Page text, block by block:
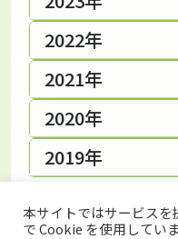
2022年
2021年
2020年
2019年
本サイトではサービス
で Cookie を使用してい